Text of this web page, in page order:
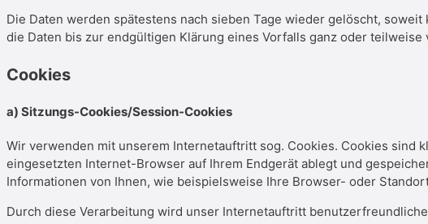
Die Daten werden spätestens nach sieben Tage wieder gelöscht,
die Daten bis zur endgültigen Klärung eines Vorfalls ganz oder teilweise
Cookies
a) Sitzungs-Cookies/Session-Cookies
Wir verwenden mit unserem Internetauftritt sog. Cookies. Cookies sind
eingesetzten Internet-Browser auf Ihrem Endgerät ablegt und
Informationen von Ihnen, wie beispielsweise Ihre Browser- oder
Durch diese Verarbeitung wird unser Internetauftritt